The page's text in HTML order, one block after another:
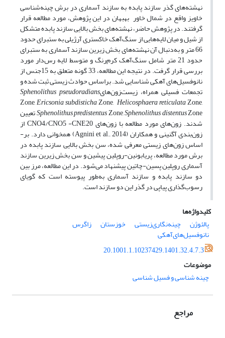
نهشته‌­های گذر سازند پابده به سازند آسماری در برش چینه‌­شناسی
خاویز واقع در شمال خاور بهبهان در این پژوهش، مورد مطالعه قرار
گرفتند. در پژوهش حاضر، نهشته‌های بخش بالایی سازند پابده متشکل
از شیل و میان لایه‌هایی از سنگ‌آهک خاکستری آرژیلی به ستبرای حدود
66 متر و به‌دنبال آن نهشته­‌های بخش زیرین سازند آسماری به ستبرای
حدود 21 متر شامل سنگ‌آهک کرم‌رنگ و متوسط لایه رس‌دار مورد
بررسی قرار گرفت. در نتیجه این مطالعه، 33 گونه متعلق به 15جنس از
نانوفسیل‌های ­آهکی شناسایی شد. بر­اساس حوادث زیستی ثبت شده و
تجمعات فسیلی همراه، زیست‌زون‌های­Sphenolithus pseudoradians
Zone,Ericsonia subdistichaZone, Helicosphaera reticulataZone,
Sphenolithus predistentusZone,Sphenolithus distentus Zone­­­ تعیین
شدند. زون‌­های مورد مطالعه با زون‌های ­CNO4/CNO5 -CNE20­ از
زون‌بندی آگنینی و همکاران (Agnini et al., 2014) همخوانی دارد. بر­
اساس زون‌های زیستی معرفی شده، سن بخش بالایی سازند پابده در
برش مورد مطالعه، پریابونین-روپلین پیشین و سن بخش زیرین سازند
آسماری روپلین پسین-چاتین پیشنهاد می‌شود. در این مطالعه، مرز بین
دو سازند پابده و سازند آسماری به‌طور پیوسته است که گویای
رسوب‌گذاری پیاپی در گذر این دو سازند است.
کلیدواژه‌ها
پالئوژن
چینه‌نگاری‌زیستی خوزستان زاگرس
نانوفسیل‌های‌آهکی
20.1001.1.10237429.1401.32.4.7.3
موضوعات
چینه شناسی و فسیل شناسی
مراجع